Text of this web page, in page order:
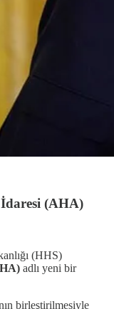
(AHA)
(HHS)
adlı yeni bir
birleştirilmesiyle